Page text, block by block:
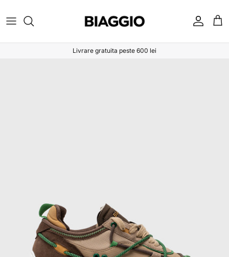
Cont Coș
Livrare gratuita peste 600 lei